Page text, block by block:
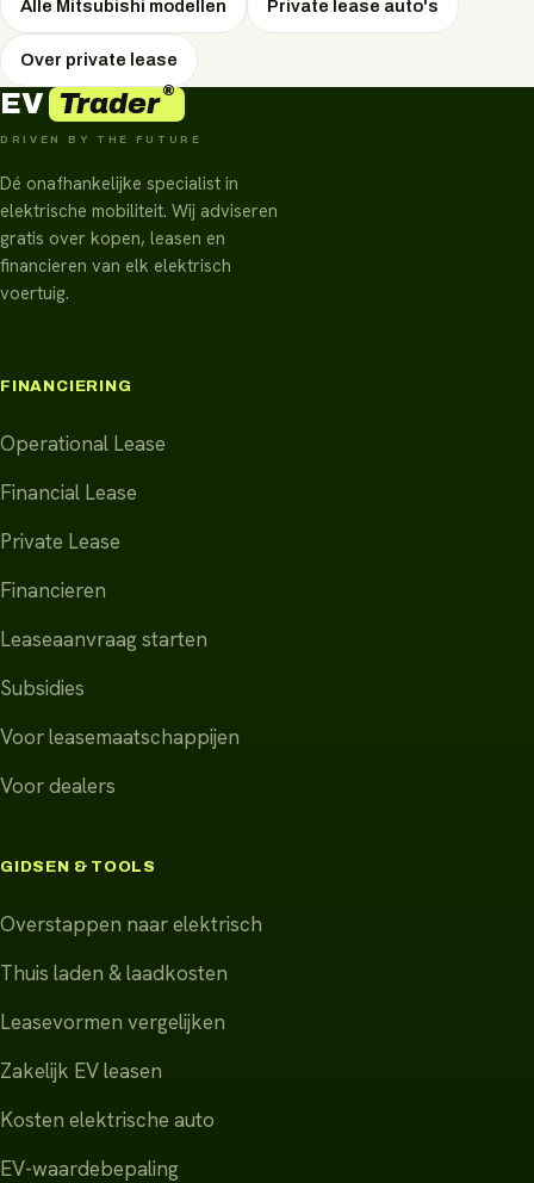
Alle Mitsubishi modellen Private lease auto's
Over private lease
EV Trader®
DRIVEN BY THE FUTURE
Dé onafhankelijke specialist in
elektrische mobiliteit. Wij adviseren
gratis over kopen, leasen en
financieren van elk elektrisch
voertuig.
FINANCIERING
Operational Lease
Financial Lease
Private Lease
Financieren
Leaseaanvraag starten
Subsidies
Voor leasemaatschappijen
Voor dealers
GIDSEN & TOOLS
Overstappen naar elektrisch
Thuis laden & laadkosten
Leasevormen vergelijken
Zakelijk EV leasen
Kosten elektrische auto
EV-waardebepaling